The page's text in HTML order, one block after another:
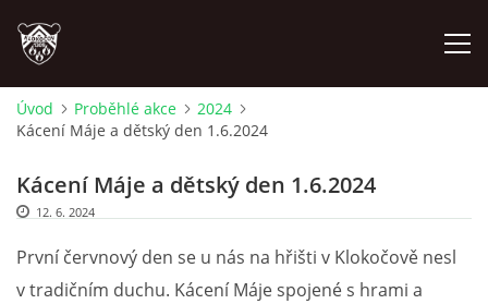
ÚVOD
PLÁNOVANÉ AKCE
PROBĚHLÉ AKCE
Úvod Proběhlé akce
2024
Kácení Máje a dětský den 1.6.2024
Kácení Máje a dětský den 1.6.2024
12. 6. 2024
První červnový den se u nás na hřišti v Klokočově nesl
v tradičním duchu. Kácení Máje spojené s hrami a